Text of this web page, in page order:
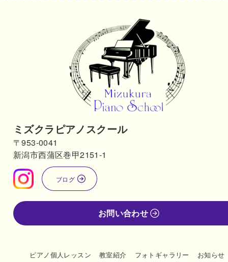
ミズクラピアノスクール
〒953-0041
新潟市西蒲区巻甲2151-1
ブログ
お問い合わせ
ピアノ個人レッスン 教室紹介 フォトギャラリー お知らせ